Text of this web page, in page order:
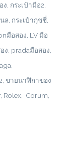
, กระเป๋ามือ2,
ล, กระเป๋ากุชชี่,
มือสอง, LV มือ
ง, pradaมือสอง,
ขายนาฬิกาของ
Rolex, Corum,